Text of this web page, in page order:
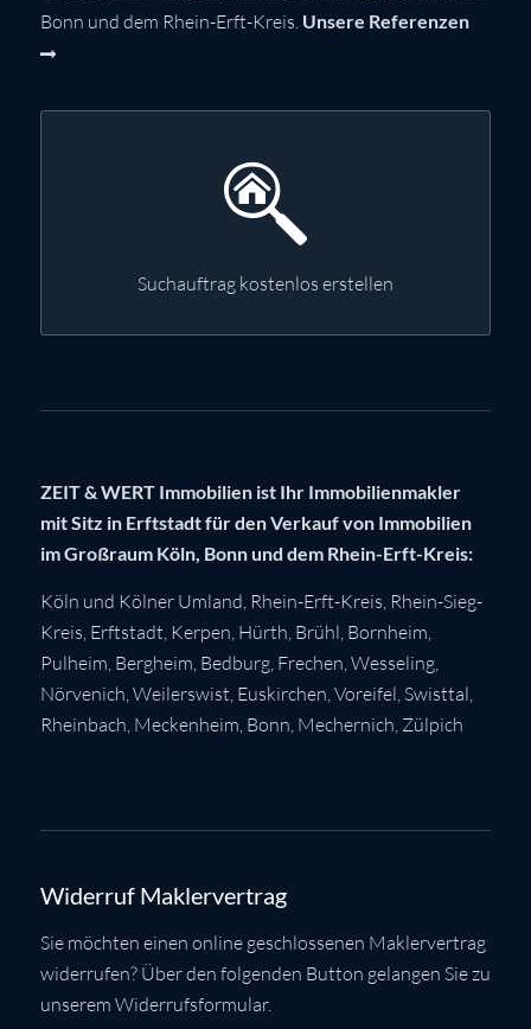
Bonn und dem Rhein-Erft-Kreis. Unsere Referenzen
Suchauftrag kostenlos erstellen
ZEIT & WERT Immobilien ist Ihr Immobilienmakler
mit Sitz in Erftstadt für den Verkauf von Immobilien
im Großraum Köln, Bonn und dem Rhein-Erft-Kreis:
Köln und Kölner Umland, Rhein-Erft-Kreis Rhein-Sieg-
Kreis Erftstadt Kerpen Hürth Brühl Bornheim
Pulheim Bergheim Bedburg, Frechen Wesseling,
Nörvenich Weilerswist Euskirchen , Voreifel, Swisttal
Rheinbach Meckenheim Bonn Mechernich Zülpich
Widerruf Maklervertrag
Sie möchten einen online geschlossenen Maklervertrag
widerrufen? Über den folgenden Button gelangen Sie zu
unserem Widerrufsformular.